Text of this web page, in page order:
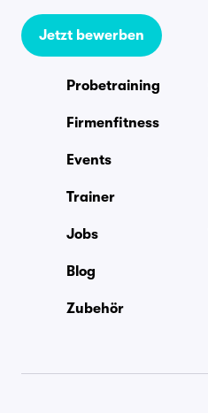
Jetzt bewerben
Probetraining
Firmenfitness
Events
Trainer
Jobs
Blog
Zubehör